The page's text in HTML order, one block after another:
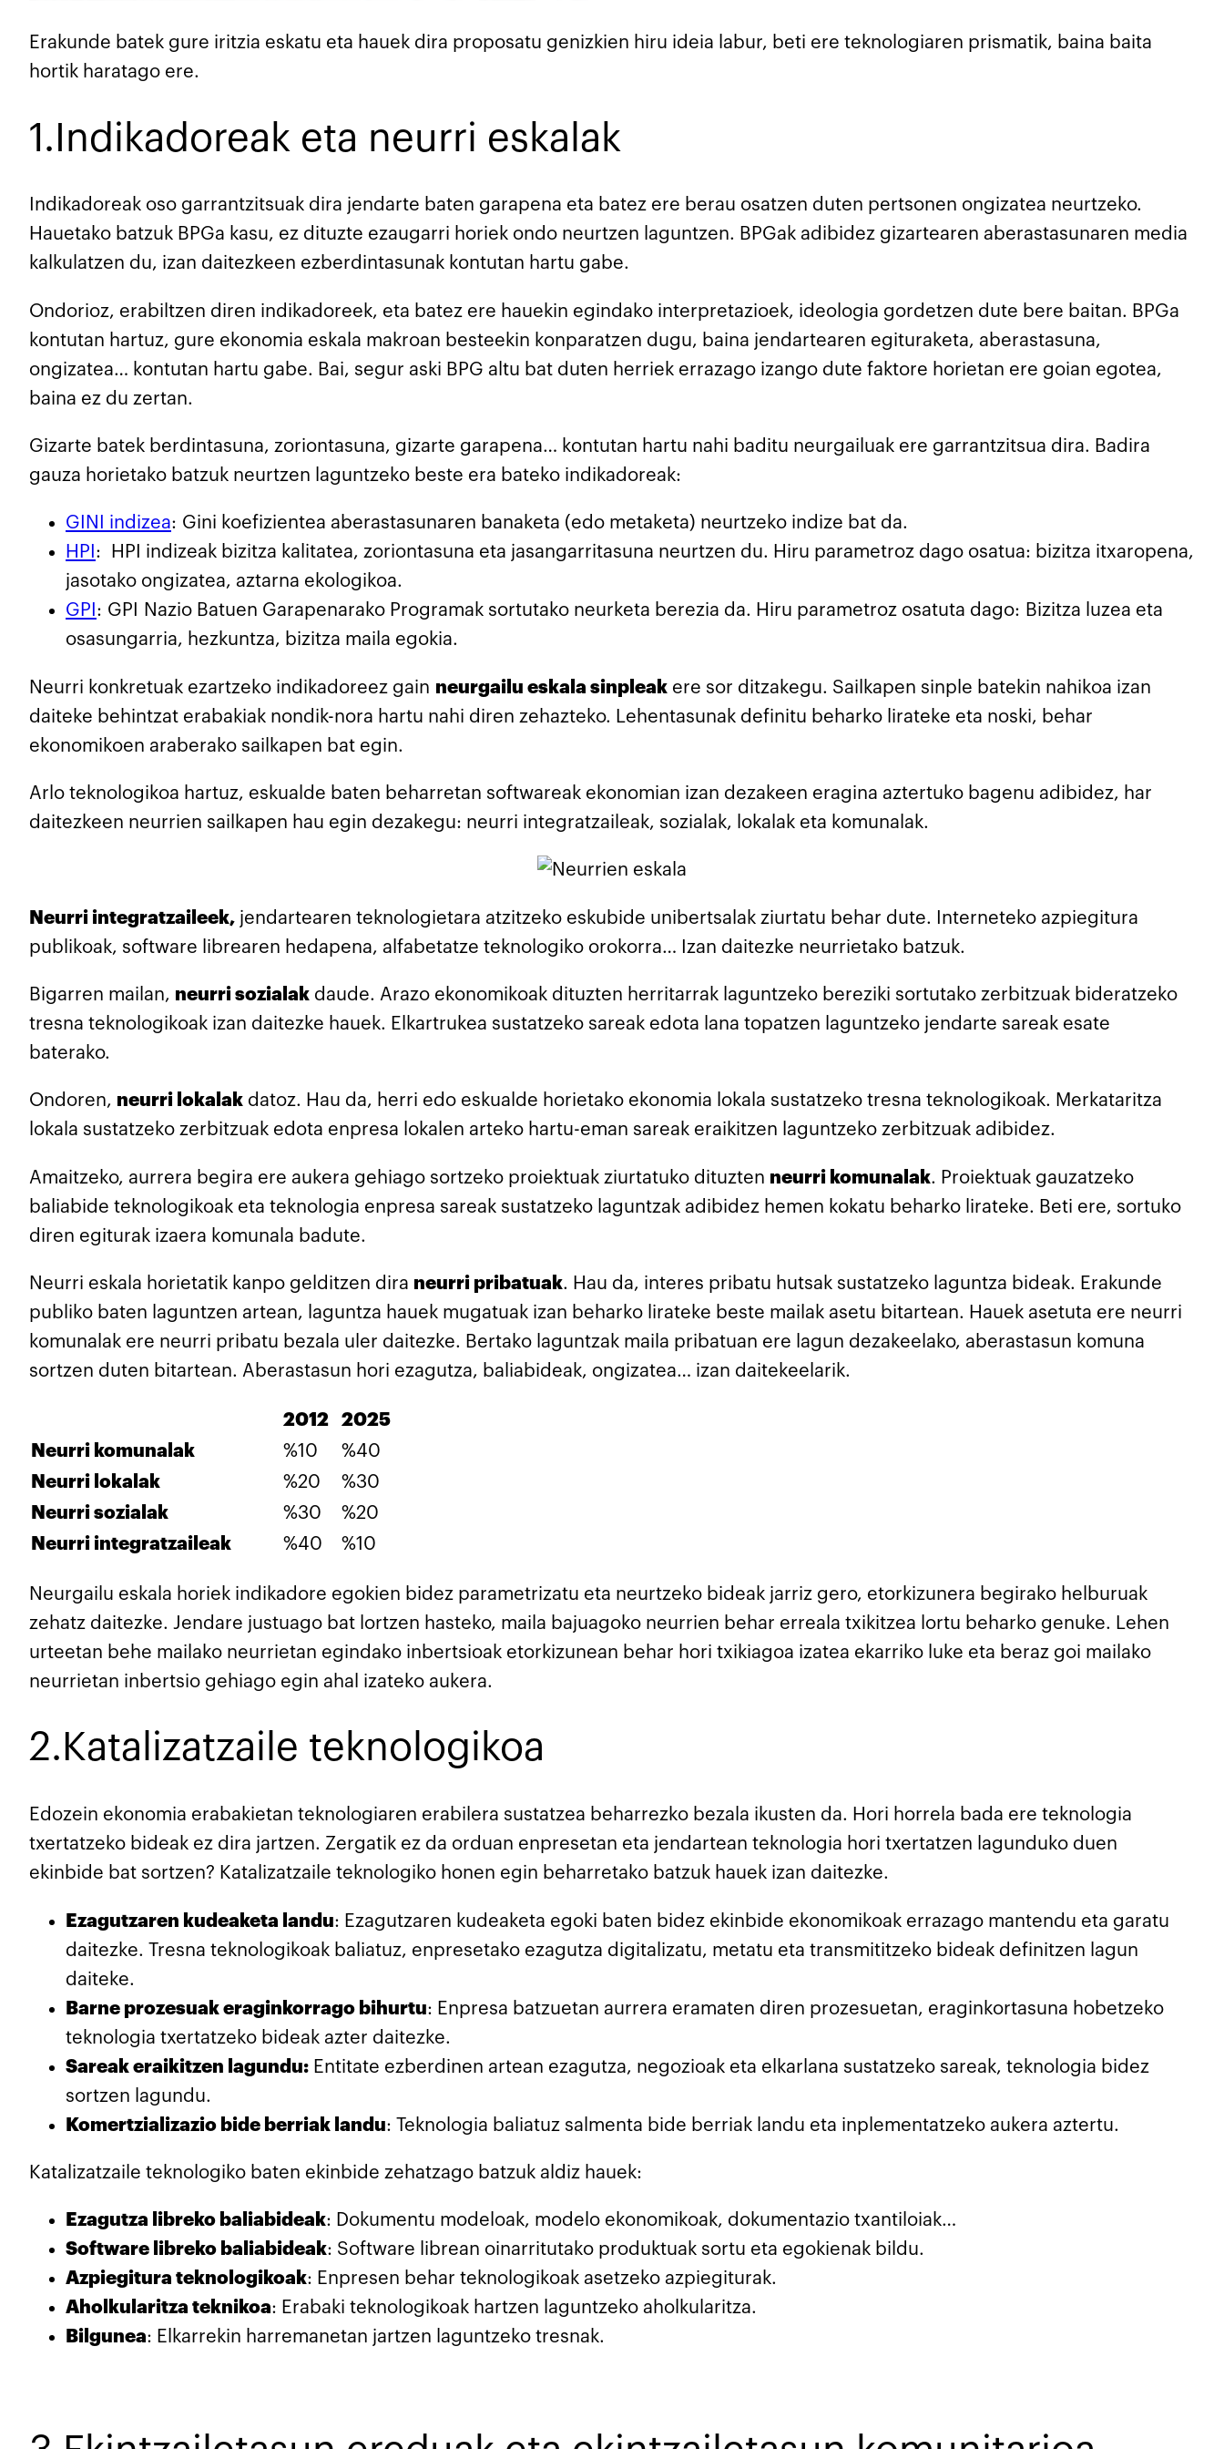
Erakunde batek gure iritzia eskatu eta hauek dira proposatu genizkien hiru ideia labur, beti ere teknologiaren prismatik, baina baita
hortik haratago ere.
1.Indikadoreak eta neurri eskalak
Indikadoreak oso garrantzitsuak dira jendarte baten garapena eta batez ere berau osatzen duten pertsonen ongizatea neurtzeko.
Hauetako batzuk BPGa kasu, ez dituzte ezaugarri horiek ondo neurtzen laguntzen. BPGak adibidez gizartearen aberastasunaren media
kalkulatzen du, izan daitezkeen ezberdintasunak kontutan hartu gabe.
Ondorioz, erabiltzen diren indikadoreek, eta batez ere hauekin egindako interpretazioek, ideologia gordetzen dute bere baitan. BPGa
kontutan hartuz, gure ekonomia eskala makroan besteekin konparatzen dugu, baina jendartearen egituraketa, aberastasuna,
ongizatea… kontutan hartu gabe. Bai, segur aski BPG altu bat duten herriek errazago izango dute faktore horietan ere goian egotea,
baina ez du zertan.
Gizarte batek berdintasuna, zoriontasuna, gizarte garapena… kontutan hartu nahi baditu neurgailuak ere garrantzitsua dira. Badira
gauza horietako batzuk neurtzen laguntzeko beste era bateko indikadoreak:
GINI indizea: Gini koefizientea aberastasunaren banaketa (edo metaketa) neurtzeko indize bat da.
HPI : HPI indizeak bizitza kalitatea, zoriontasuna eta jasangarritasuna neurtzen du. Hiru parametroz dago osatua: bizitza itxaropena,
jasotako ongizatea, aztarna ekologikoa.
GPI : GPI Nazio Batuen Garapenarako Programak sortutako neurketa berezia da. Hiru parametroz osatuta dago: Bizitza luzea eta
osasungarria, hezkuntza, bizitza maila egokia.
Neurri konkretuak ezartzeko indikadoreez gain neurgailu eskala sinpleak ere sor ditzakegu. Sailkapen sinple batekin nahikoa izan
daiteke behintzat erabakiak nondik-nora hartu nahi diren zehazteko. Lehentasunak definitu beharko lirateke eta noski, behar
ekonomikoen araberako sailkapen bat egin.
Arlo teknologikoa hartuz, eskualde baten beharretan softwareak ekonomian izan dezakeen eragina aztertuko bagenu adibidez, har
daitezkeen neurrien sailkapen hau egin dezakegu: neurri integratzaileak, sozialak, lokalak eta komunalak.
Neurri integratzaileek, jendartearen teknologietara atzitzeko eskubide unibertsalak ziurtatu behar dute. Interneteko azpiegitura
publikoak, software librearen hedapena, alfabetatze teknologiko orokorra… Izan daitezke neurrietako batzuk.
Bigarren mailan, neurri sozialak daude. Arazo ekonomikoak dituzten herritarrak laguntzeko bereziki sortutako zerbitzuak bideratzeko
tresna teknologikoak izan daitezke hauek. Elkartrukea sustatzeko sareak edota lana topatzen laguntzeko jendarte sareak esate
baterako.
Ondoren, neurri lokalak datoz. Hau da, herri edo eskualde horietako ekonomia lokala sustatzeko tresna teknologikoak. Merkataritza
lokala sustatzeko zerbitzuak edota enpresa lokalen arteko hartu-eman sareak eraikitzen laguntzeko zerbitzuak adibidez.
Amaitzeko, aurrera begira ere aukera gehiago sortzeko proiektuak ziurtatuko dituzten neurri komunalak. Proiektuak gauzatzeko
baliabide teknologikoak eta teknologia enpresa sareak sustatzeko laguntzak adibidez hemen kokatu beharko lirateke. Beti ere, sortuko
diren egiturak izaera komunala badute.
Neurri eskala horietatik kanpo gelditzen dira neurri pribatuak. Hau da, interes pribatu hutsak sustatzeko laguntza bideak. Erakunde
publiko baten laguntzen artean, laguntza hauek mugatuak izan beharko lirateke beste mailak asetu bitartean. Hauek asetuta ere neurri
komunalak ere neurri pribatu bezala uler daitezke. Bertako laguntzak maila pribatuan ere lagun dezakeelako, aberastasun komuna
sortzen duten bitartean. Aberastasun hori ezagutza, baliabideak, ongizatea… izan daitekeelarik.
2012
2025
Neurri komunalak
%10
%40
Neurri lokalak
%20
%30
Neurri sozialak
%30
%20
Neurri integratzaileak
%40 %10
Neurgailu eskala horiek indikadore egokien bidez parametrizatu eta neurtzeko bideak jarriz gero, etorkizunera begirako helburuak
zehatz daitezke. Jendare justuago bat lortzen hasteko, maila bajuagoko neurrien behar erreala txikitzea lortu beharko genuke. Lehen
urteetan behe mailako neurrietan egindako inbertsioak etorkizunean behar hori txikiagoa izatea ekarriko luke eta beraz goi mailako
neurrietan inbertsio gehiago egin ahal izateko aukera.
2.Katalizatzaile teknologikoa
Edozein ekonomia erabakietan teknologiaren erabilera sustatzea beharrezko bezala ikusten da. Hori horrela bada ere teknologia
txertatzeko bideak ez dira jartzen. Zergatik ez da orduan enpresetan eta jendartean teknologia hori txertatzen lagunduko duen
ekinbide bat sortzen? Katalizatzaile teknologiko honen egin beharretako batzuk hauek izan daitezke.
Ezagutzaren kudeaketa landu: Ezagutzaren kudeaketa egoki baten bidez ekinbide ekonomikoak errazago mantendu eta garatu
daitezke. Tresna teknologikoak baliatuz, enpresetako ezagutza digitalizatu, metatu eta transmititzeko bideak definitzen lagun
daiteke.
Barne prozesuak eraginkorrago bihurtu: Enpresa batzuetan aurrera eramaten diren prozesuetan, eraginkortasuna hobetzeko
teknologia txertatzeko bideak azter daitezke.
Sareak eraikitzen lagundu: Entitate ezberdinen artean ezagutza, negozioak eta elkarlana sustatzeko sareak, teknologia bidez
sortzen lagundu.
Komertzializazio bide berriak landu: Teknologia baliatuz salmenta bide berriak landu eta inplementatzeko aukera aztertu.
Katalizatzaile teknologiko baten ekinbide zehatzago batzuk aldiz hauek:
Ezagutza libreko baliabideak: Dokumentu modeloak, modelo ekonomikoak, dokumentazio txantiloiak…
Software libreko baliabideak: Software librean oinarritutako produktuak sortu eta egokienak bildu.
Azpiegitura teknologikoak: Enpresen behar teknologikoak asetzeko azpiegiturak.
Aholkularitza teknikoa: Erabaki teknologikoak hartzen laguntzeko aholkularitza.
Bilgunea: Elkarrekin harremanetan jartzen laguntzeko tresnak.